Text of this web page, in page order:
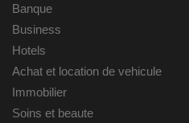
Banque
Business
Hotels
Achat et location de vehicule
Immobilier
Soins et beaute